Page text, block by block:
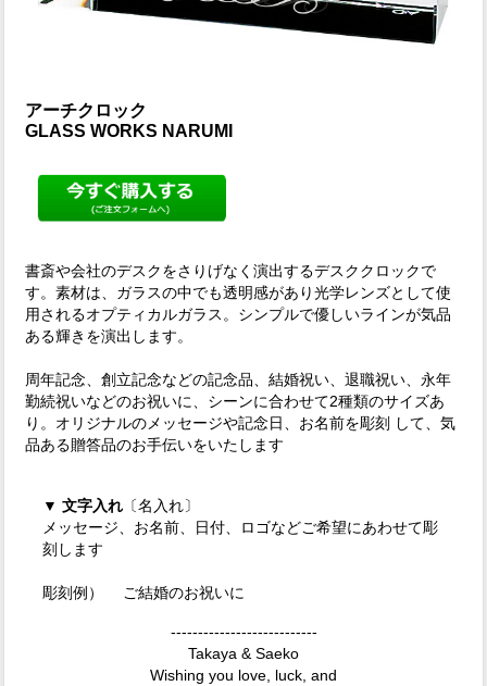
アーチクロック
GLASS WORKS NARUMI
書斎や会社のデスクをさりげなく演出するデスククロックで
す。素材は、ガラスの中でも透明感があり光学レンズとして使
用されるオプティカルガラス。シンプルで優しいラインが気品
ある輝きを演出します。
周年記念、創立記念などの記念品、結婚祝い、退職祝い、永年
勤続祝いなどのお祝いに、シーンに合わせて2種類のサイズあ
り。オリジナルのメッセージや記念日、お名前を彫刻 して、気
品ある贈答品のお手伝いをいたします
▼ 文字入れ 〔名入れ〕
メッセージ、お名前、日付、ロゴなどご希望にあわせて彫
刻します
彫刻例） ご結婚のお祝いに
---------------------------
Takaya & Saeko
Wishing you love, luck, and